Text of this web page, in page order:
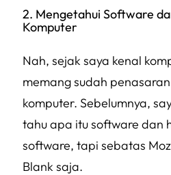
2. Mengetahui Software
Komputer
Nah, sejak saya kenal
memang sudah
komputer. Sebelumnya,
tahu apa itu software dan
software, tapi sebatas
Blank saja.